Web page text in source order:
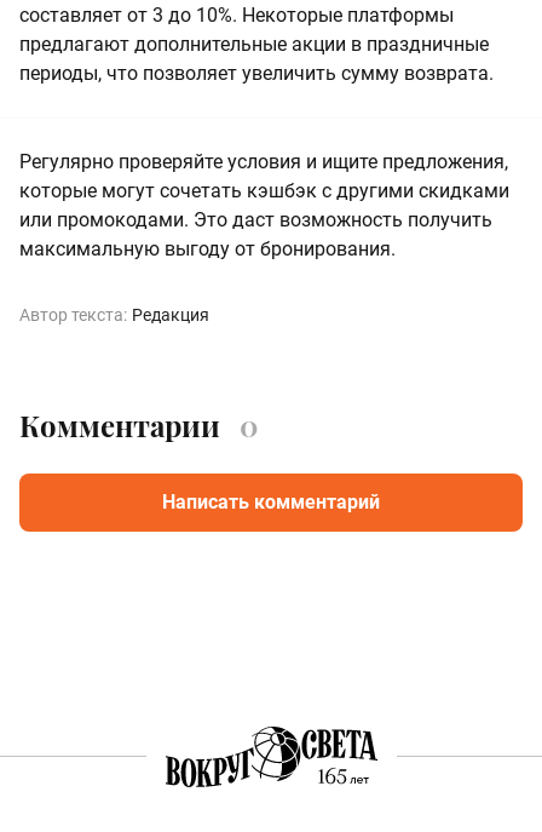
составляет от 3 до 10%. Некоторые платформы
предлагают дополнительные акции в праздничные
периоды, что позволяет увеличить сумму возврата.
Регулярно проверяйте условия и ищите предложения,
которые могут сочетать кэшбэк с другими скидками
или промокодами. Это даст возможность получить
максимальную выгоду от бронирования.
Автор текста: Редакция
Комментарии 0
Написать комментарий